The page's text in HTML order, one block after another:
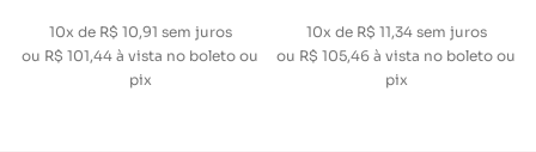
10x de R$ 10,91 sem juros
ou R$ 101,44 à vista no boleto ou
pix
10x de R$ 11,34 sem juros
ou R$ 105,46 à vista no boleto ou
pix